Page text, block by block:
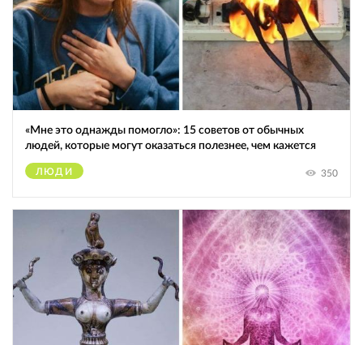
«Мне это однажды помогло»: 15 советов от обычных
людей, которые могут оказаться полезнее, чем кажется
ЛЮДИ 350